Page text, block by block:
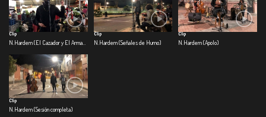
Clip Clip
N.Hardem (Señales de Humo)
Clip
N.Hardem (Apolo)
Clip
N.Hardem (Sesión completa)